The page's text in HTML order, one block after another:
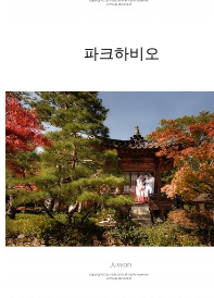
파크하비오